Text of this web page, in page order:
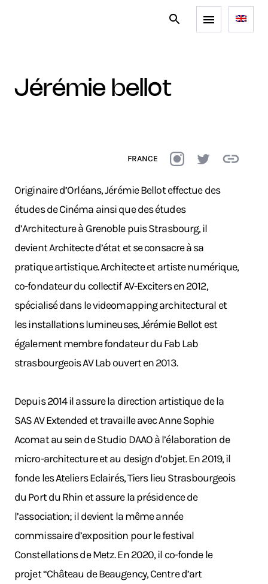
jérémie bellot
FRANCE
Originaire d’Orléans, Jérémie Bellot effectue des
études de Cinéma ainsi que des études
d’Architecture à Grenoble puis Strasbourg, il
devient Architecte d’état et se consacre à sa
pratique artistique. Architecte et artiste numérique,
co-fondateur du collectif AV-Exciters en 2012,
spécialisé dans le videomapping architectural et
les installations lumineuses, Jérémie Bellot est
également membre fondateur du Fab Lab
strasbourgeois AV Lab ouvert en 2013.
Depuis 2014 il assure la direction artistique de la
SAS AV Extended et travaille avec Anne Sophie
Acomat au sein de Studio DAAO à l’élaboration de
micro-architecture et au design d’objet. En 2019, il
fonde les Ateliers Eclairés, Tiers lieu Strasbourgeois
du Port du Rhin et assure la présidence de
l’association; il devient la même année
commissaire d’exposition pour le festival
Constellations de Metz. En 2020, il co-fonde le
projet “Château de Beaugency, Centre d’art